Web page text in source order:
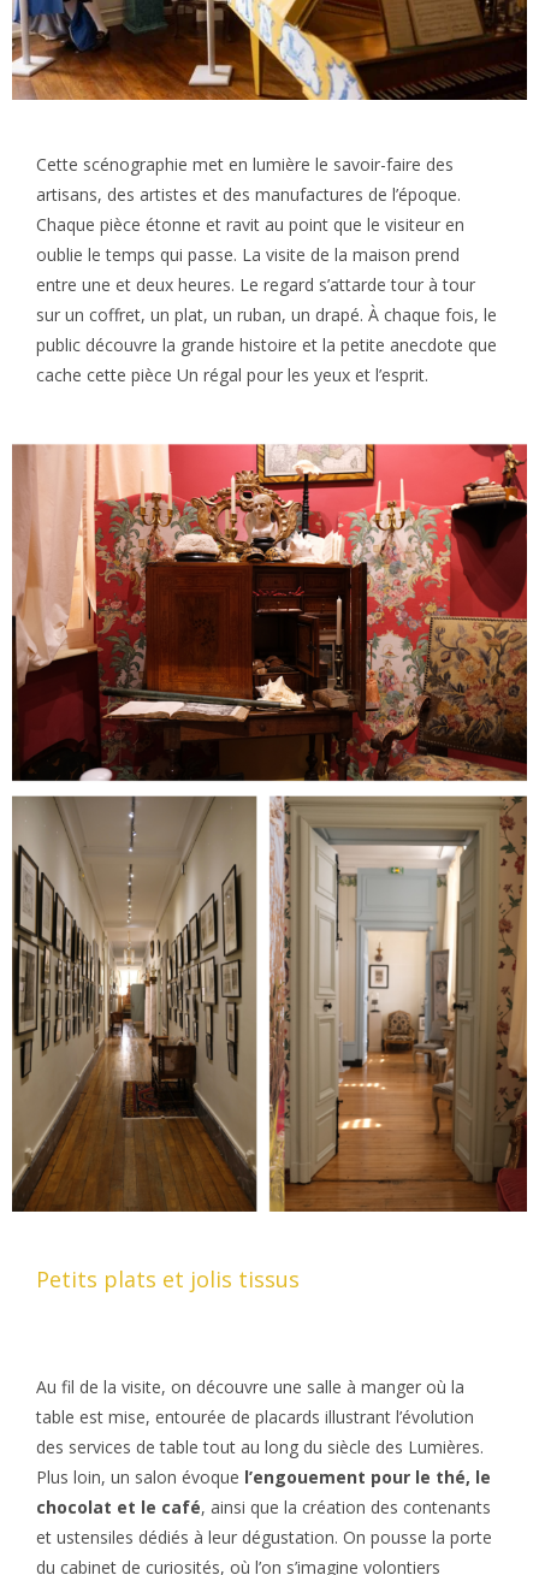
Cette scénographie met en lumière le savoir-faire des
artisans, des artistes et des manufactures de l’époque.
Chaque pièce étonne et ravit au point que le visiteur en
oublie le temps qui passe. La visite de la maison prend
entre une et deux heures. Le regard s’attarde tour à tour
sur un coffret, un plat, un ruban, un drapé. À chaque fois, le
public découvre la grande histoire et la petite anecdote que
cache cette pièce Un régal pour les yeux et l’esprit.
Petits plats et jolis tissus
Au fil de la visite, on découvre une salle à manger où la
table est mise, entourée de placards illustrant l’évolution
des services de table tout au long du siècle des Lumières.
Plus loin, un salon évoque l’engouement pour le thé, le
chocolat et le café, ainsi que la création des contenants
et ustensiles dédiés à leur dégustation. On pousse la porte
du cabinet de curiosités, où l’on s’imagine volontiers